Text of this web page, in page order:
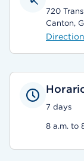
720
Canton,
7 days
8 a.m. to